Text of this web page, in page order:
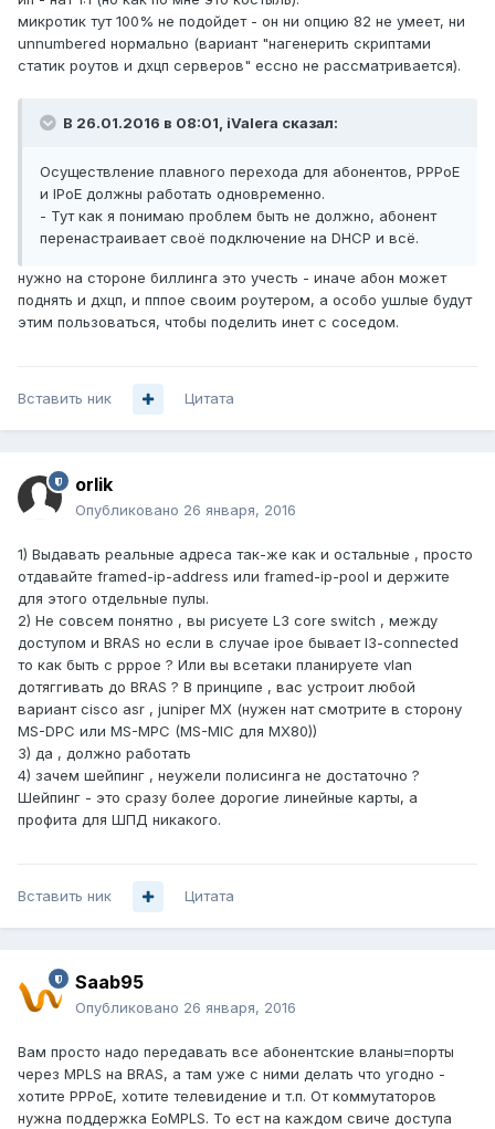
микротик тут 100% не подойдет - он ни опцию 82 не умеет, ни
unnumbered нормально (вариант "нагенерить скриптами
статик роутов и дхцп серверов" ессно не рассматривается).
В 26.01.2016 в 08:01, iValera сказал:
Осуществление плавного перехода для абонентов, PPPoE
и IPoE должны работать одновременно.
- Тут как я понимаю проблем быть не должно, абонент
перенастраивает своё подключение на DHCP и всё.
нужно на стороне биллинга это учесть - иначе абон может
поднять и дхцп, и пппое своим роутером, а особо ушлые будут
этим пользоваться, чтобы поделить инет с соседом.
Вставить ник Цитата
orlik
Опубликовано 26 января, 2016
1) Выдавать реальные адреса так-же как и остальные , просто
отдавайте framed-ip-address или framed-ip-pool и держите
для этого отдельные пулы.
2) Не совсем понятно , вы рисуете L3 core switch , между
доступом и BRAS но если в случае ipoe бывает l3-connected
то как быть с pppoe ? Или вы всетаки планируете vlan
дотяггивать до BRAS ? В принципе , вас устроит любой
вариант cisco asr , juniper MX (нужен нат смотрите в сторону
MS-DPC или MS-MPC (MS-MIC для MX80))
3) да , должно работать
4) зачем шейпинг , неужели полисинга не достаточно ?
Шейпинг - это сразу более дорогие линейные карты, а
профита для ШПД никакого.
Вставить ник Цитата
Saab95
Опубликовано 26 января, 2016
Вам просто надо передавать все абонентские вланы=порты
через MPLS на BRAS, а там уже с ними делать что угодно -
хотите PPPoE, хотите телевидение и т.п. От коммутаторов
нужна поддержка EoMPLS. То ест на каждом свиче доступа